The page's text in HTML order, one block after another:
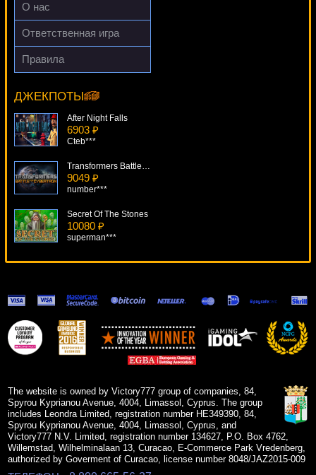
loto***
О нас
Ответственная игра
Правила
ДЖЕКПОТЫ
Halloween Fortune II
tank***
After Night Falls
6903 ₽
Cteb***
Transformers Battle For Cybertron
9049 ₽
number***
Secret Of The Stones
10080 ₽
superman***
Booty Time
19393 ₽
SmileLow***
Secret Elixir
The website is owned by Victory777 group of companies, 84,
Spyrou Kyprianou Avenue, 4004, Limassol, Cyprus. The group
includes Leondra Limited, registration number HE349390, 84,
Spyrou Kyprianou Avenue, 4004, Limassol, Cyprus, and
Victory777 N.V. Limited, registration number 134627, P.O. Box 4762,
Willemstad, Wilhelminalaan 13, Curacao, E-Commerce Park Vredenberg,
authorized by Goverment of Curacao, license number 8048/JAZ2015-009